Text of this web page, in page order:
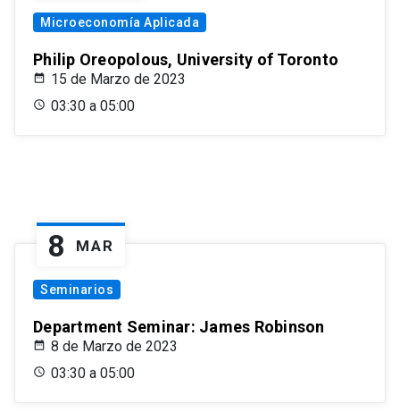
Microeconomía Aplicada
Philip Oreopolous, University of Toronto
15 de Marzo de 2023
03:30 a 05:00
8 MAR
Seminarios
Department Seminar: James Robinson
8 de Marzo de 2023
03:30 a 05:00